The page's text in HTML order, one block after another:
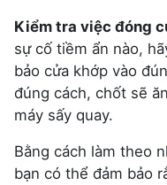
Kiểm tra việc đóng
sự cố tiềm ẩn nào,
bảo cửa khớp vào
đúng cách, chốt sẽ
máy sấy quay.
Bằng cách làm theo
bạn có thể đảm bảo